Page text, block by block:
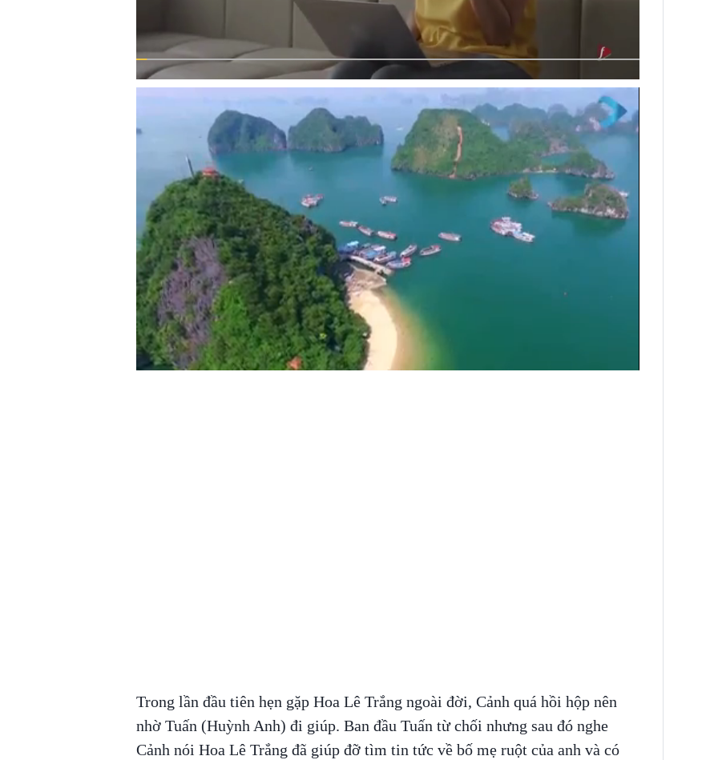
Trong lần đầu tiên hẹn gặp Hoa Lê Trắng ngoài đời, Cảnh quá hồi hộp nên
nhờ Tuấn (Huỳnh Anh) đi giúp. Ban đầu Tuấn từ chối nhưng sau đó nghe
Cảnh nói Hoa Lê Trắng đã giúp đỡ tìm tin tức về bố mẹ ruột của anh và có